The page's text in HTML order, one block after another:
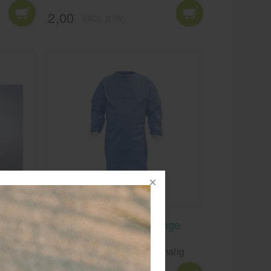
2,00
Wegwerp schort met lange
mouwen
Wegwerp schort voor éénmalig
gebruik voor GGD's, ziekenhuizen,